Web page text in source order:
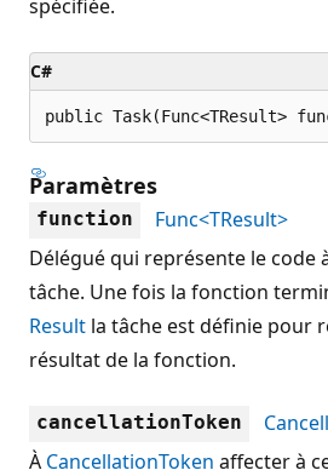
spécifiée.
C#
public Task(Func<TResult>
Paramètres
function
Func<TResult>
Délégué qui représente le code
tâche. Une fois la fonction
Result la tâche est définie pour
résultat de la fonction.
cancellationToken
À CancellationToken affecter à